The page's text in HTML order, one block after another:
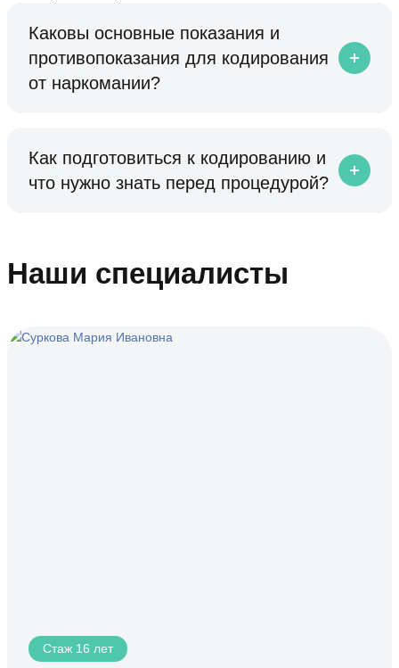
Каковы основные показания и
противопоказания для кодирования
от наркомании?
Как подготовиться к кодированию и
что нужно знать перед процедурой?
Наши специалисты
Стаж 16 лет